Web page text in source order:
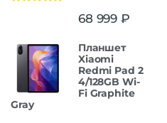
68 999 ₽
Планшет
Xiaomi
Redmi Pad 2
4/128GB Wi-
Fi Graphite
Gray